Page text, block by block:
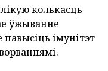
колькасць
ўжыванне
імунітэт